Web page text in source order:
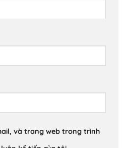
và trang web trong trình